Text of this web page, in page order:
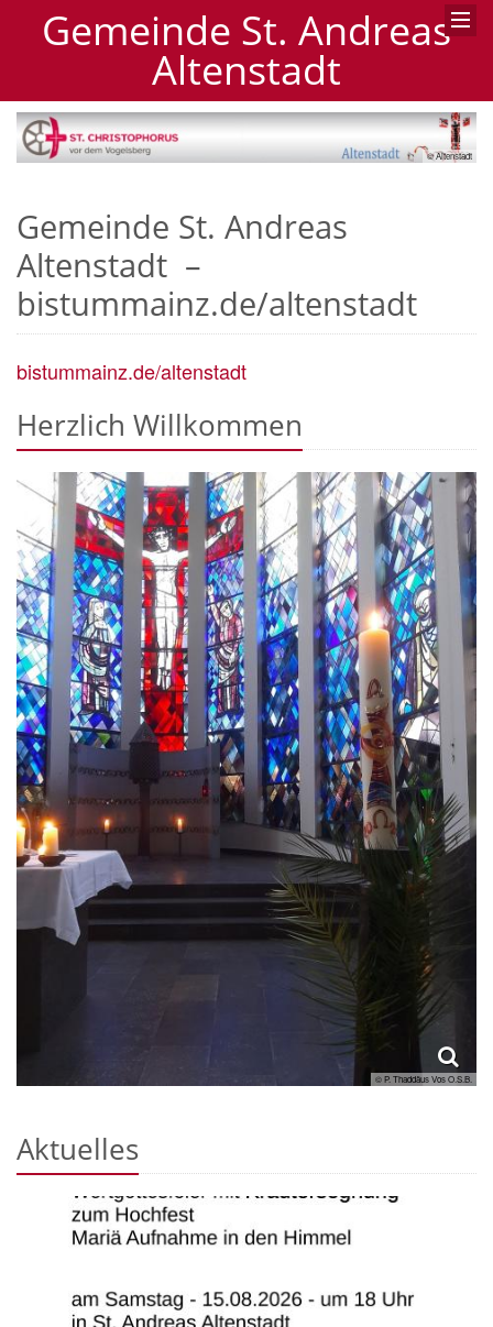
Gemeinde St. Andreas
Altenstadt
© Altenstadt
Gemeinde St. Andreas
Altenstadt –
bistummainz.de/altenstadt
bistummainz.de/altenstadt
Herzlich Willkommen
© P. Thaddäus Vos O.S.B.
Aktuelles